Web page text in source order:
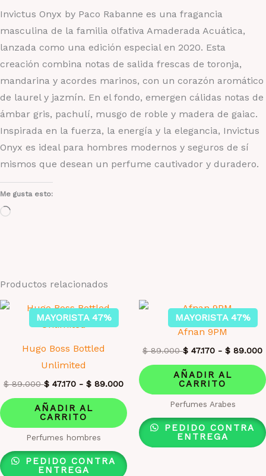
Invictus Onyx by Paco Rabanne es una fragancia
masculina de la familia olfativa Amaderada Acuática,
lanzada como una edición especial en 2020. Esta
creación combina notas de salida frescas de toronja,
mandarina y acordes marinos, con un corazón aromático
de laurel y jazmín. En el fondo, emergen cálidas notas de
ámbar gris, pachulí, musgo de roble y madera de gaiac.
Inspirada en la fuerza, la energía y la elegancia, Invictus
Onyx es ideal para hombres modernos y seguros de sí
mismos que desean un perfume cautivador y duradero.
Me gusta esto:
Cargando...
Productos relacionados
MAYORISTA 47%
Hugo Boss Bottled
Unlimited
$89.000 $ 47.170 - $ 89.000
AÑADIR AL
CARRITO
Perfumes hombres
PEDIDO CONTRA
ENTREGA
MAYORISTA 47%
Afnan 9PM
$89.000 $ 47.170 - $ 89.000
AÑADIR AL
CARRITO
Perfumes Arabes
PEDIDO CONTRA
ENTREGA